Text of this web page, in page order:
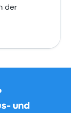
der
und